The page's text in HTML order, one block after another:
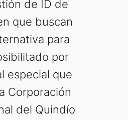
de ID de
que buscan
para
por
especial que
Corporación
del Quindío